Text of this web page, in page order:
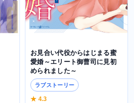
お見合い代役からはじまる蜜
愛婚～エリート御曹司に見初
められました～
ラブストーリー
★ 4.3